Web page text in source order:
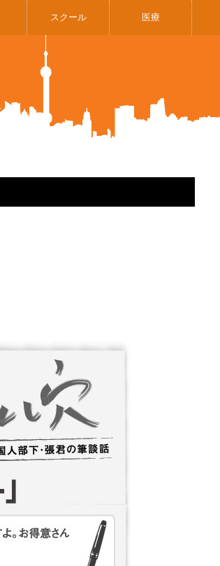
スクール 医療